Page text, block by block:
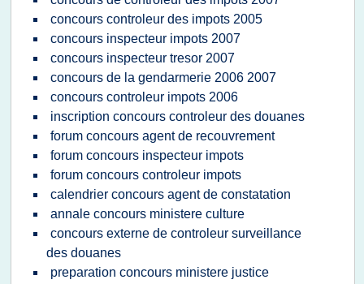
concours controleur des impots 2005
concours inspecteur impots 2007
concours inspecteur tresor 2007
concours de la gendarmerie 2006 2007
concours controleur impots 2006
inscription concours controleur des douanes
forum concours agent de recouvrement
forum concours inspecteur impots
forum concours controleur impots
calendrier concours agent de constatation
annale concours ministere culture
concours externe de controleur surveillance
des douanes
preparation concours ministere justice